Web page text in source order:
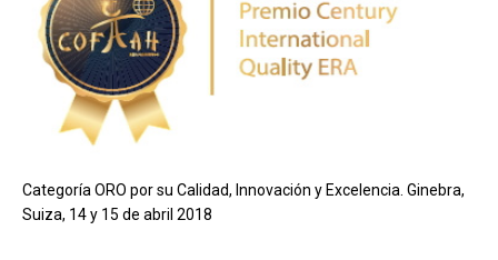
Categoría ORO por su Calidad, Innovación y Excelencia. Ginebra,
Suiza, 14 y 15 de abril 2018